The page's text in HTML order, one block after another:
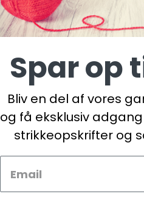
Spar op
Bliv en del af vores
og få eksklusiv
strikkeopskrifter og